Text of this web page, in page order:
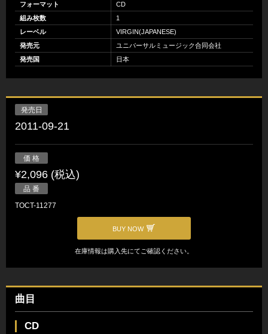
フォーマット
CD
組み枚数
1
レーベル
VIRGIN(JAPANESE)
発売元
ユニバーサルミュージック合同会社
発売国
日本
発売日
2011-09-21
価 格
¥2,096 (税込)
品 番
TOCT-11277
BUY NOW
在庫情報は購入先にてご確認ください。
曲目
CD